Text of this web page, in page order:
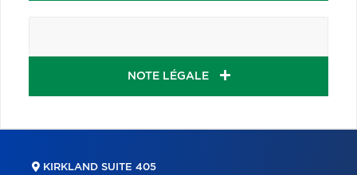
NOTE LÉGALE
KIRKLAND SUITE 405